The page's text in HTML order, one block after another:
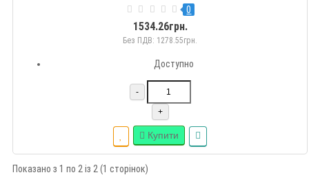
фотокамерДзеркальні фотокамери 1Об'єктиви 1Додаткові
відділення для карт пам'ятіШирина основного відсіку 12.5
0
1534.26грн.
Без ПДВ: 1278.55грн.
Доступно
-
+
Купити
Показано з 1 по 2 із 2 (1 сторінок)